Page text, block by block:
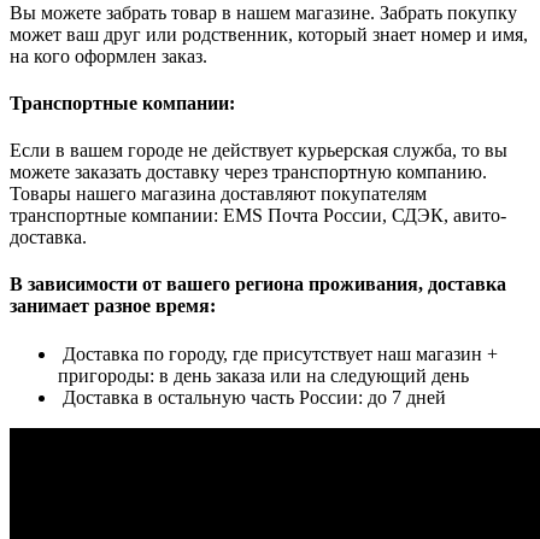
Вы можете забрать товар в нашем магазине. Забрать покупку
может ваш друг или родственник, который знает номер и имя,
на кого оформлен заказ.
Транспортные компании:
Если в вашем городе не действует курьерская служба, то вы
можете заказать доставку через транспортную компанию.
Товары нашего магазина доставляют покупателям
транспортные компании: EMS Почта России, СДЭК, авито-
доставка.
В зависимости от вашего региона проживания, доставка
занимает разное время:
Доставка по городу, где присутствует наш магазин +
пригороды: в день заказа или на следующий день
Доставка в остальную часть России: до 7 дней